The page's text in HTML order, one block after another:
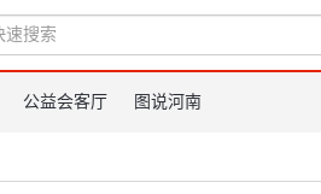
公益会客厅 图说河南